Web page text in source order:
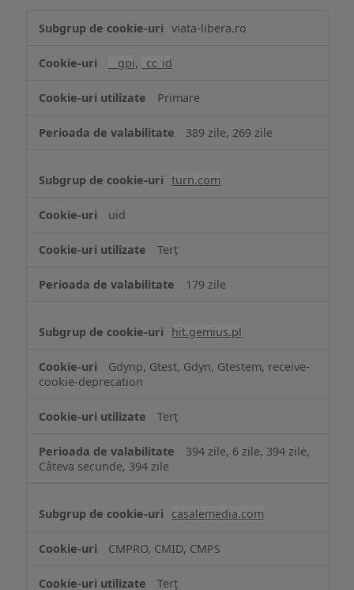
țintită
viata-libera.ro
__gpi, _cc_id
Primare
389 zile, 269 zile
turn.com
uid
Terț
179 zile
hit.gemius.pl
Gdynp, Gtest, Gdyn, Gtestem, receive-
cookie-deprecation
Terț
394 zile, 6 zile, 394 zile,
Câteva secunde, 394 zile
casalemedia.com
CMPRO, CMID, CMPS
Terț